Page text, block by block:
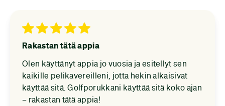
Rakastan tätä appia
Olen käyttänyt appia jo vuosia ja esitellyt sen
kaikille pelikavereilleni, jotta hekin alkaisivat
käyttää sitä. Golfporukkani käyttää sitä koko ajan
– rakastan tätä appia!